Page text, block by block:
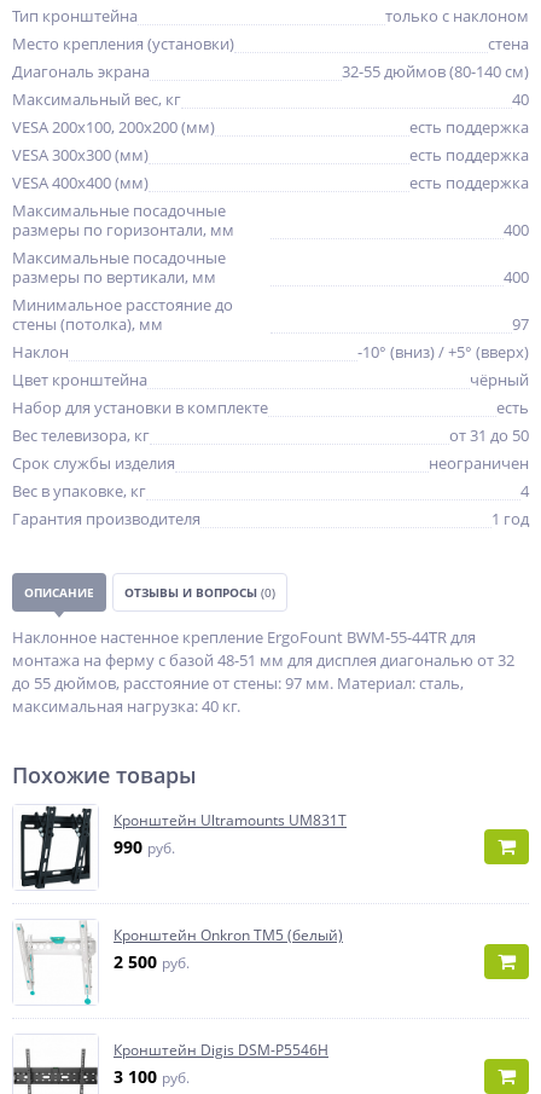
Тип кронштейна
только с наклоном
Место крепления (установки)
стена
Диагональ экрана
32-55 дюймов (80-140 см)
Максимальный вес, кг
40
VESA 200x100, 200x200 (мм)
есть поддержка
VESA 300x300 (мм)
есть поддержка
VESA 400x400 (мм)
есть поддержка
Максимальные посадочные
размеры по горизонтали, мм
400
Максимальные посадочные
размеры по вертикали, мм
400
Минимальное расстояние до
стены (потолка), мм
97
Наклон
-10° (вниз) / +5° (вверх)
Цвет кронштейна
чёрный
Набор для установки в комплекте
есть
Вес телевизора, кг
от 31 до 50
Срок службы изделия
неограничен
Вес в упаковке, кг
4
Гарантия производителя
1 год
ОПИСАНИЕ ОТЗЫВЫ И ВОПРОСЫ (0)
Наклонное настенное крепление ErgoFount BWM-55-44TR для
монтажа на ферму с базой 48-51 мм для дисплея диагональю от 32
до 55 дюймов, расстояние от стены: 97 мм. Материал: сталь,
максимальная нагрузка: 40 кг.
Похожие товары
Кронштейн Ultramounts UM831T
990 руб.
Кронштейн Onkron TM5 (белый)
2 500 руб.
Кронштейн Digis DSM-P5546H
3 100 руб.